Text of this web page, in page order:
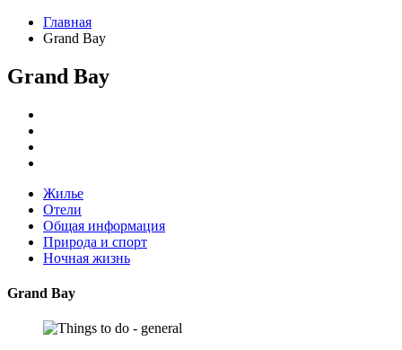
Главная
Grand Bay
Grand Bay
Жилье
Отели
Общая информация
Природа и спорт
Ночная жизнь
Grand Bay